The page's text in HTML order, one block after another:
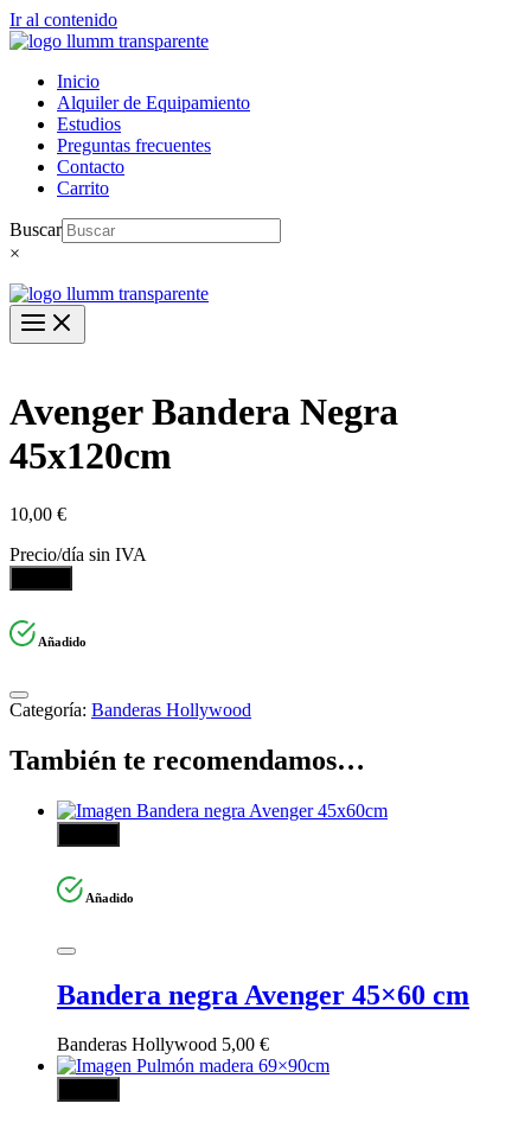
Ir al contenido
Inicio
Alquiler de Equipamiento
Estudios
Preguntas frecuentes
Contacto
Carrito
Buscar
×
Avenger Bandera Negra
45x120cm
10,00 €
Precio/día sin IVA
Añadido
Categoría: Banderas Hollywood
También te recomendamos…
Añadido
Bandera negra Avenger 45×60 cm
Banderas Hollywood 5,00 €